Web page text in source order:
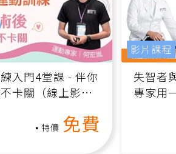
入門4堂課 - 伴你
卡關（線上影音
免費
失智者
專家用
轉退
影片課程